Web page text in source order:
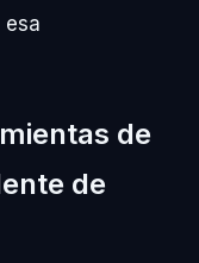
esa
de
de